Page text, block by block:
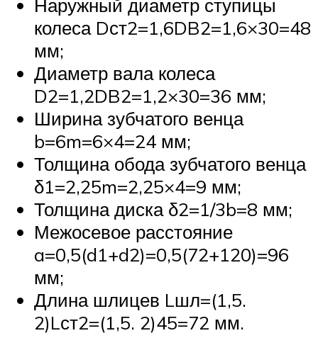
Наружный диаметр ступицы
колеса Dст2=1,6DB2=1,6×30=48
мм;
Диаметр вала колеса
D2=1,2DB2=1,2×30=36 мм;
Ширина зубчатого венца
b=6m=6×4=24 мм;
Толщина обода зубчатого венца
δ1=2,25m=2,25×4=9 мм;
Толщина диска δ2=1/3b=8 мм;
Межосевое расстояние
a=0,5(d1+d2)=0,5(72+120)=96
мм;
Длина шлицев Lшл=(1,5.
2)Lст2=(1,5. 2)45=72 мм.